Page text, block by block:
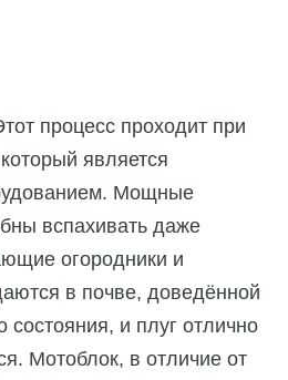
процесс проходит при
является
Мощные
вспахивать даже
огородники и
в почве, доведённой
состояния, и плуг отлично
Мотоблок, в отличие от